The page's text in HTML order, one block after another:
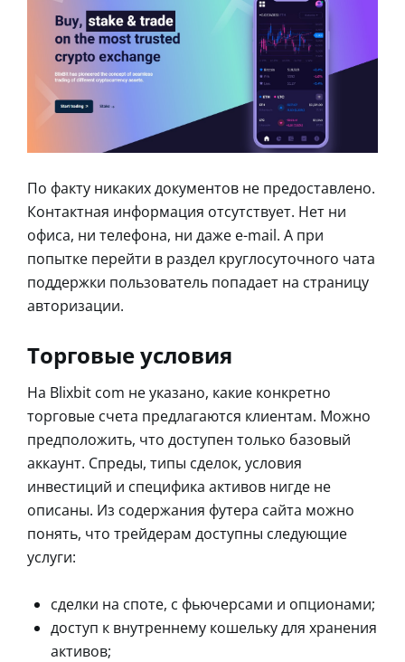
По факту никаких документов не предоставлено.
Контактная информация отсутствует. Нет ни
офиса, ни телефона, ни даже e-mail. А при
попытке перейти в раздел круглосуточного чата
поддержки пользователь попадает на страницу
авторизации.
Торговые условия
На Blixbit com не указано, какие конкретно
торговые счета предлагаются клиентам. Можно
предположить, что доступен только базовый
аккаунт. Спреды, типы сделок, условия
инвестиций и специфика активов нигде не
описаны. Из содержания футера сайта можно
понять, что трейдерам доступны следующие
услуги:
сделки на споте, с фьючерсами и опционами;
доступ к внутреннему кошельку для хранения
активов;